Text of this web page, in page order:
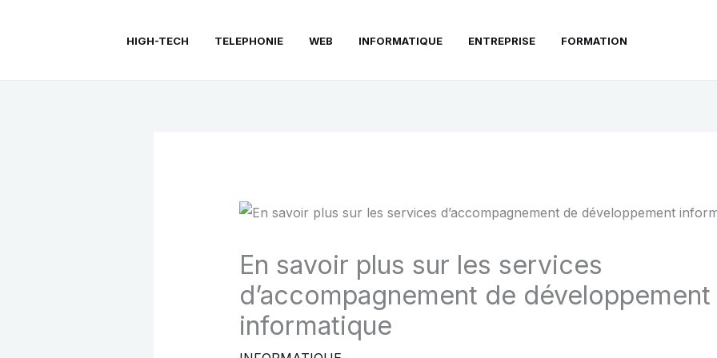
HIGH-TECH TELEPHONIE WEB INFORMATIQUE ENTREPRISE FORMATION
En savoir plus sur les services
d’accompagnement de développement
informatique